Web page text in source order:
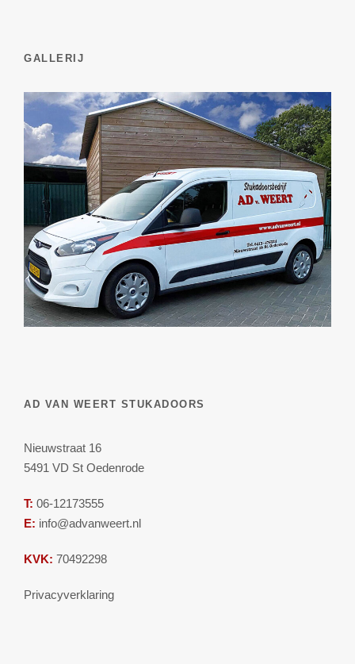
GALLERIJ
AD VAN WEERT STUKADOORS
Nieuwstraat 16
5491 VD St Oedenrode
T: 06-12173555
E: info@advanweert.nl
KVK: 70492298
Privacyverklaring